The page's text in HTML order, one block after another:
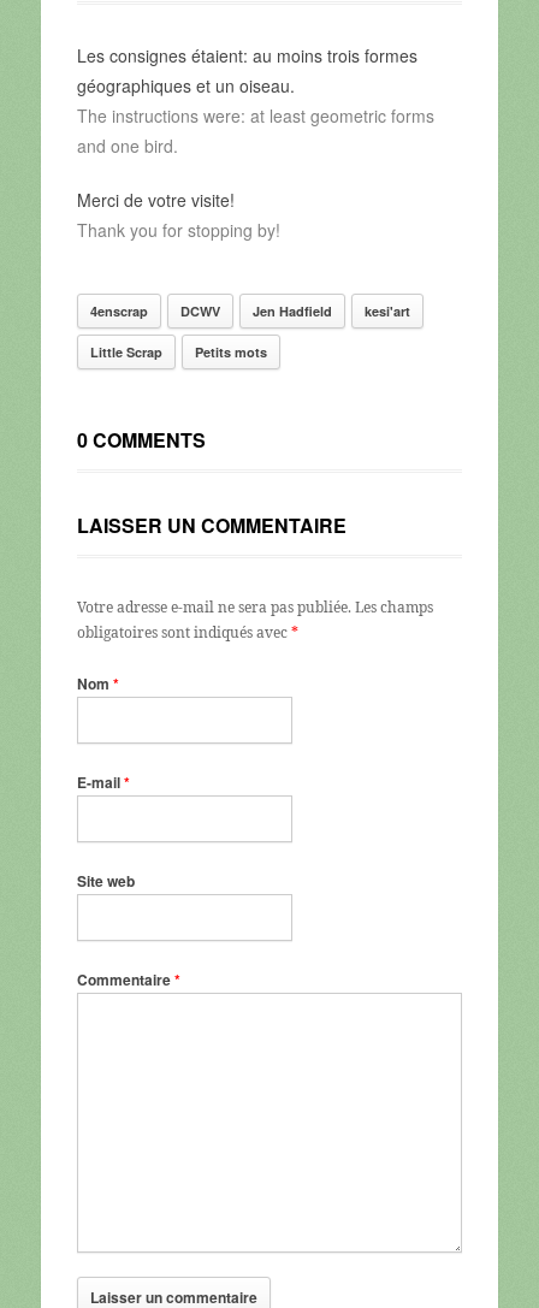
Les consignes étaient: au moins trois formes
géographiques et un oiseau.
The instructions were: at least geometric forms
and one bird.
Merci de votre visite!
Thank you for stopping by!
4enscrap DCWV Jen Hadfield kesi'art
Little Scrap Petits mots
0 COMMENTS
LAISSER UN COMMENTAIRE
Votre adresse e-mail ne sera pas publiée. Les champs
obligatoires sont indiqués avec*
Nom *
E-mail*
Site web
Commentaire*